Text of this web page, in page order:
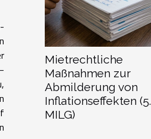
Mietrechtliche
Maßnahmen zur
Abmilderung von
Inflationseffekten (5.
MILG)